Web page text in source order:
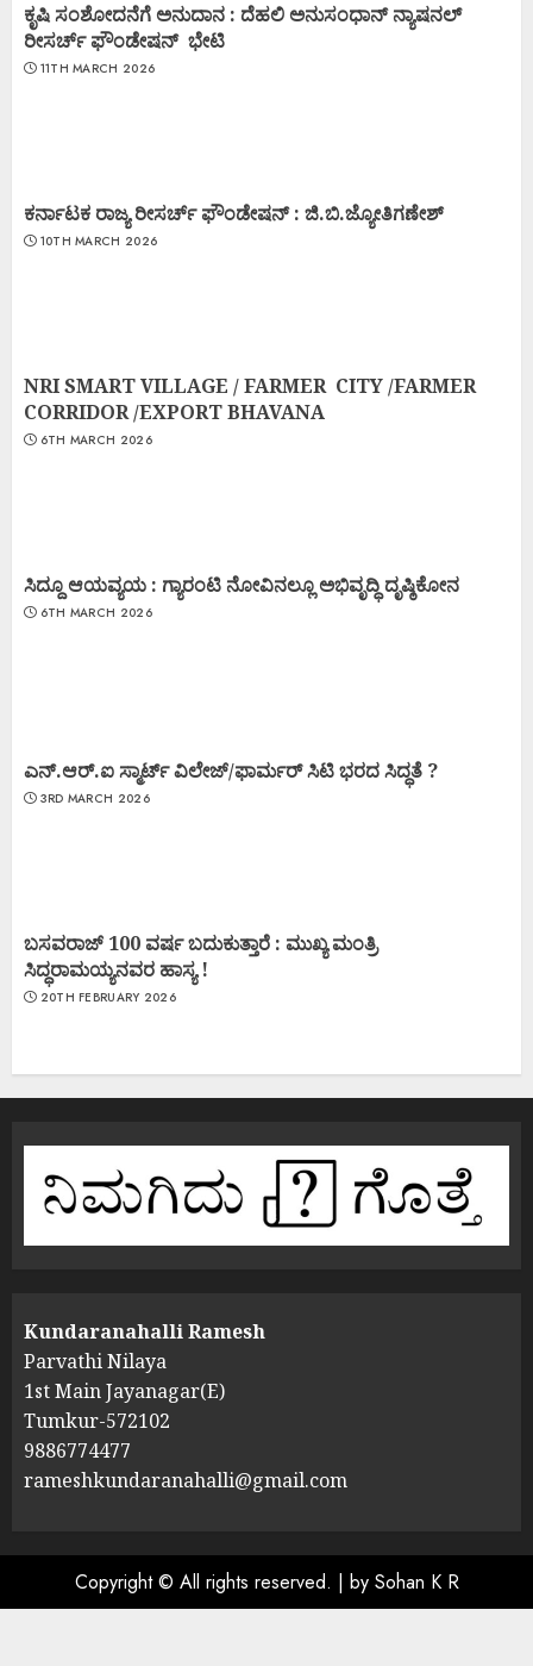
ಕೃಷಿ ಸಂಶೋದನೆಗೆ ಅನುದಾನ : ದೆಹಲಿ ಅನುಸಂಧಾನ್ ನ್ಯಾಷನಲ್
ರೀಸರ್ಚ್ ಫೌಂಡೇಷನ್ ಭೇಟಿ
11TH MARCH 2026
ಕರ್ನಾಟಕ ರಾಜ್ಯ ರೀಸರ್ಚ್ ಫೌಂಡೇಷನ್ : ಜಿ.ಬಿ.ಜ್ಯೋತಿಗಣೇಶ್
10TH MARCH 2026
NRI SMART VILLAGE / FARMER CITY /FARMER
CORRIDOR /EXPORT BHAVANA
6TH MARCH 2026
ಸಿದ್ದೂ ಆಯವ್ಯಯ : ಗ್ಯಾರಂಟಿ ನೋವಿನಲ್ಲೂ ಅಭಿವೃದ್ಧಿ ದೃಷ್ಠಿಕೋನ
6TH MARCH 2026
ಎನ್.ಆರ್.ಐ ಸ್ಮಾರ್ಟ್ ವಿಲೇಜ್/ಫಾರ್ಮರ್ ಸಿಟಿ ಭರದ ಸಿದ್ಧತೆ ?
3RD MARCH 2026
ಬಸವರಾಜ್ 100 ವರ್ಷ ಬದುಕುತ್ತಾರೆ : ಮುಖ್ಯ ಮಂತ್ರಿ
ಸಿದ್ಧರಾಮಯ್ಯನವರ ಹಾಸ್ಯ !
20TH FEBRUARY 2026
Kundaranahalli Ramesh
Parvathi Nilaya
1st Main Jayanagar(E)
Tumkur-572102
9886774477
rameshkundaranahalli@gmail.com
Copyright © All rights reserved. | by Sohan K R